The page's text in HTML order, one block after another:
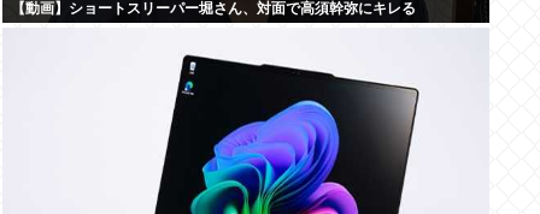
【動画】ショートスリーパー堀さん、対面で高須幹弥にキレる